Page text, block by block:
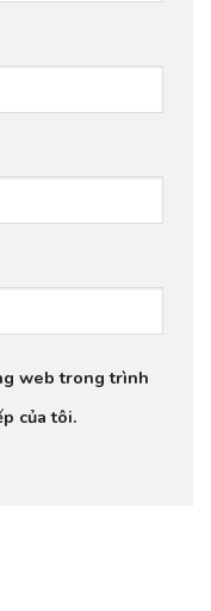
web trong trình
của tôi.